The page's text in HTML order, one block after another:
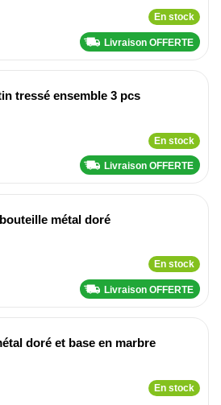
En stock
Livraison OFFERTE
tressé ensemble 3 pcs
En stock
Livraison OFFERTE
métal doré
En stock
Livraison OFFERTE
doré et base en marbre
En stock